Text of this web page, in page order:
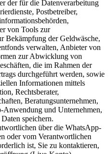
der für die Datenverarbeitung
Postbetreiber,
von Tools zur
Bekämpfung der Geldwäsche,
verwalten, Anbieter von
zur Abwicklung von
die im Rahmen der
durchgeführt werden, sowie
Informationen mittels
Rechtsberater,
Beratungsunternehmen,
Anwendung und Unternehmen,
speichern.
über die WhatsApp-
oder vom Verantwortlichen
ist, Sie zu kontaktieren,